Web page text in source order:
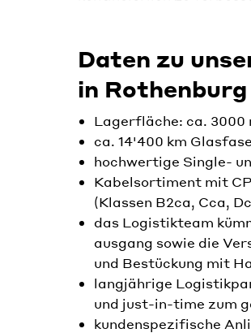
Daten zu
in Rothenburg
Lagerfläche: ca. 3000
ca. 14'400 km
hochwertige Single-
Kabelsortiment mit
(Klassen B2ca, Cca,
das Logistikteam
ausgang sowie die
und Bestückung mit
langjährige
und just-in-time zum
kundenspezifische